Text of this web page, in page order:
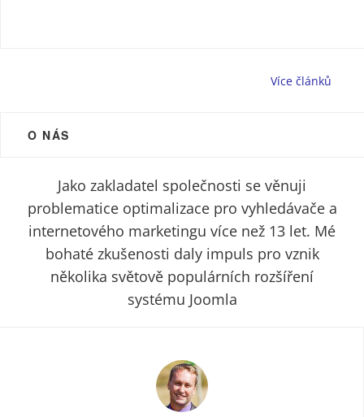
Více článků
O NÁS
Jako zakladatel společnosti se věnuji
problematice optimalizace pro vyhledávače a
internetového marketingu více než 13 let. Mé
bohaté zkušenosti daly impuls pro vznik
několika světově populárních rozšíření
systému Joomla